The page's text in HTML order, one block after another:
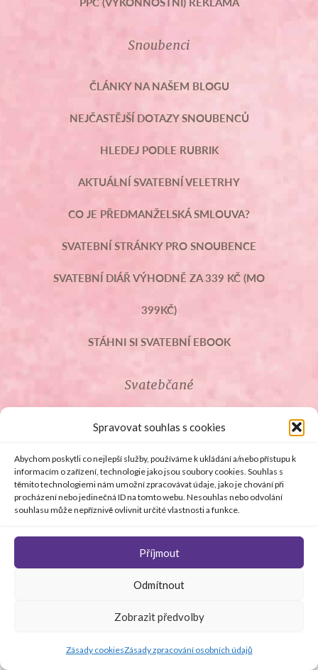
Spravovat souhlas s cookies
Abychom poskytli co nejlepší služby, používáme k ukládání a/nebo přístupu k
informacím o zařízení, technologie jako jsou soubory cookies. Souhlas s
těmito technologiemi nám umožní zpracovávat údaje, jako je chování při
procházení nebo jedinečná ID na tomto webu. Nesouhlas nebo odvolání
souhlasu může nepříznivě ovlivnit určité vlastnosti a funkce.
Příjmout
Odmítnout
Zobrazit předvolby
Zásady cookiesZásady zpracování osobních údajů
Snoubenci
ČLÁNKY NA NAŠEM BLOGU
NEJČASTĚJŠÍ DOTAZY SNOUBENCŮ
HLEDEJ PODLE RUBRIK
AKTUÁLNÍ SVATEBNÍ VELETRHY
CO JE PŘEDMANŽELSKÁ SMLOUVA?
SVATEBNÍ STRÁNKY PRO SNOUBENCE
SVATEBNÍ DIÁŘ VÝHODNĚ ZA 339 KČ (MO
399KČ)
STÁHNI SI SVATEBNÍ EBOOK
Svatebčané
ROZCESTNÍK PRO SVATEBČANY
SVATEBNÍ PROSLOVY
SVATEBNÍ DARY
© Copyright 2008 - 2026 svetsvateb.cz a dodavatelé obsahu
Všechna práva vyhrazena
staráSoftmedia
souhlasu provozovatele zakázáno.